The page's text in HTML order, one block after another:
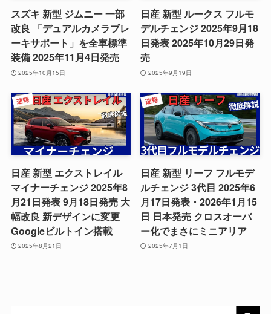
スズキ 新型 ジムニー 一部
改良 「デュアルカメラブレ
ーキサポート」を全車標準
装備 2025年11月4日発売
2025年10月15日
日産 新型 ルークス フルモ
デルチェンジ 2025年9月18
日発表 2025年10月29日発
売
2025年9月19日
日産 新型 エクストレイル
マイナーチェンジ 2025年8
月21日発表 9月18日発売 大
幅改良 新デザインに変更
Googleビルトイン搭載
2025年8月21日
日産 新型 リーフ フルモデ
ルチェンジ 3代目 2025年6
月17日発表・2026年1月15
日 日本発売 クロスオーバ
ー化でまさにミニアリア
2025年7月1日